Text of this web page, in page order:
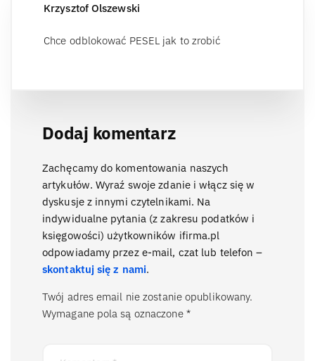
Krzysztof Olszewski
Chce odblokować PESEL jak to zrobić
Dodaj komentarz
Zachęcamy do komentowania naszych
artykułów. Wyraź swoje zdanie i włącz się w
dyskusje z innymi czytelnikami. Na
indywidualne pytania (z zakresu podatków i
księgowości) użytkowników ifirma.pl
odpowiadamy przez e-mail, czat lub telefon –
skontaktuj się z nami.
Twój adres email nie zostanie opublikowany.
Wymagane pola są oznaczone *